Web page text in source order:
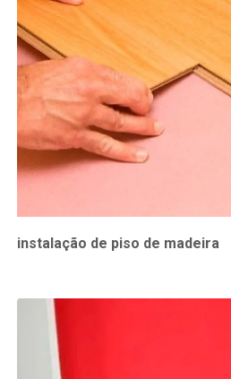
instalação de piso de madeira